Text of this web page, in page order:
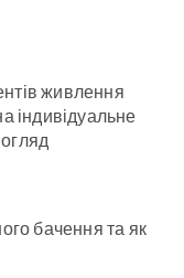
живлення
індивідуальне
бачення та як